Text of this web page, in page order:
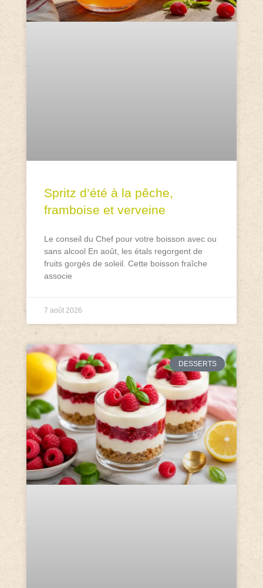
Spritz d’été à la pêche,
framboise et verveine
Le conseil du Chef pour votre boisson avec ou
sans alcool En août, les étals regorgent de
fruits gorgés de soleil. Cette boisson fraîche
associe
7 août 2026
DESSERTS